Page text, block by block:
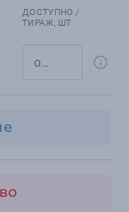
ДОСТУПНО /
ТИРАЖ, ШТ